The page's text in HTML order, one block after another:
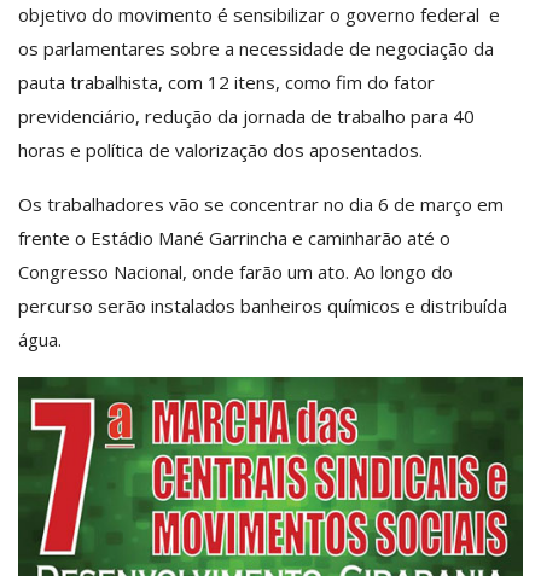
objetivo do movimento é sensibilizar o governo federal e
os parlamentares sobre a necessidade de negociação da
pauta trabalhista, com 12 itens, como fim do fator
previdenciário, redução da jornada de trabalho para 40
horas e política de valorização dos aposentados.
Os trabalhadores vão se concentrar no dia 6 de março em
frente o Estádio Mané Garrincha e caminharão até o
Congresso Nacional, onde farão um ato. Ao longo do
percurso serão instalados banheiros químicos e distribuída
água.